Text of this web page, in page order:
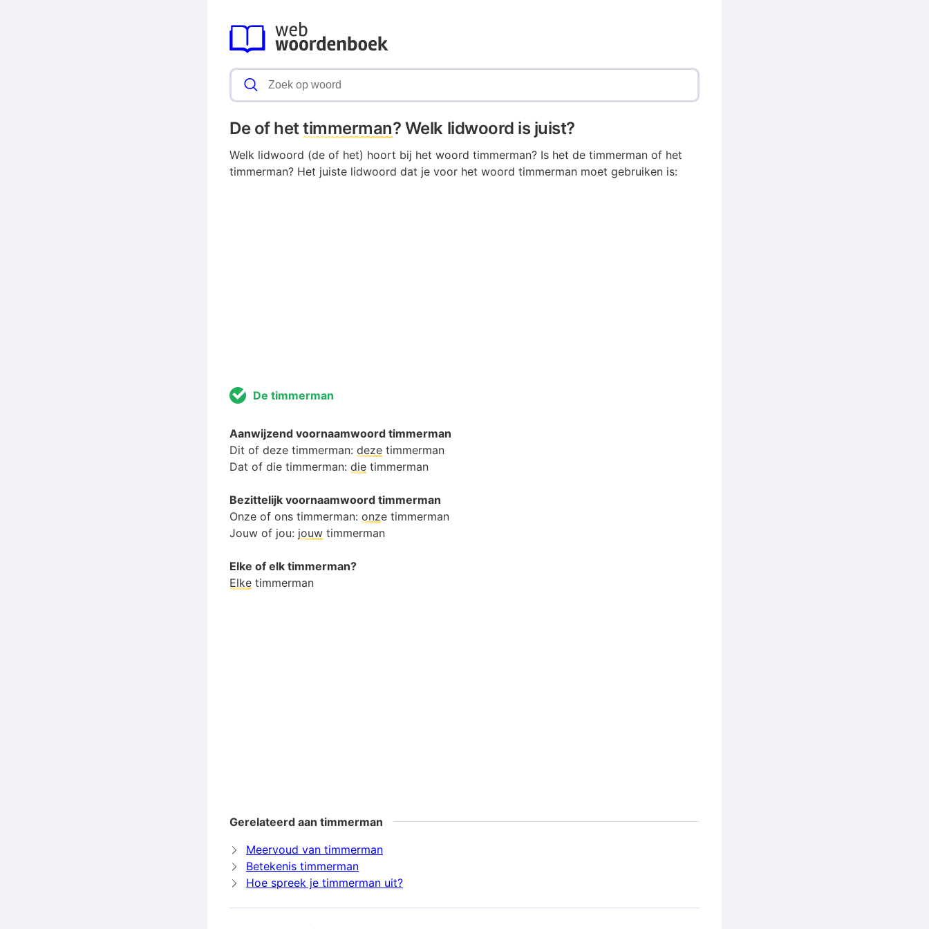
De of hettimmerman? Welk lidwoord is juist?
Welk lidwoord (de of het) hoort bij het woord timmerman? Is het de timmerman of het
timmerman? Het juiste lidwoord dat je voor het woord timmerman moet gebruiken is:
De timmerman
Aanwijzend voornaamwoord timmerman
Dit of deze timmerman: deze timmerman
Dat of die timmerman: die timmerman
Bezittelijk voornaamwoord timmerman
Onze of ons timmerman: onze timmerman
Jouw of jou: jouw timmerman
Elke of elk timmerman?
Elke timmerman
Gerelateerd aan timmerman
Meervoud van timmerman
Betekenis timmerman
Hoe spreek je timmerman uit?